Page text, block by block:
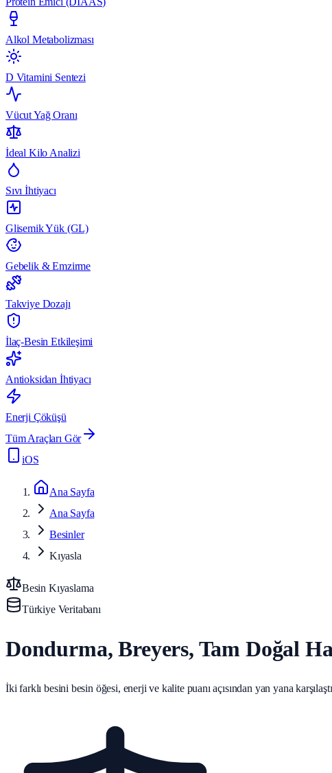
Alkol Metabolizması
D Vitamini Sentezi
Vücut Yağ Oranı
İdeal Kilo Analizi
Sıvı İhtiyacı
Glisemik Yük (GL)
Gebelik & Emzirme
Takviye Dozajı
İlaç-Besin Etkileşimi
Antioksidan İhtiyacı
Enerji Çöküşü
Tüm Araçları Gör
iOS
Ana Sayfa
Ana Sayfa
Besinler
Kıyasla
Besin Kıyaslama
Türkiye Veritabanı
Dondurma, Breyers, Tam Doğal
İki farklı besini besin öğesi, enerji ve kalite puanı açısından yan yana